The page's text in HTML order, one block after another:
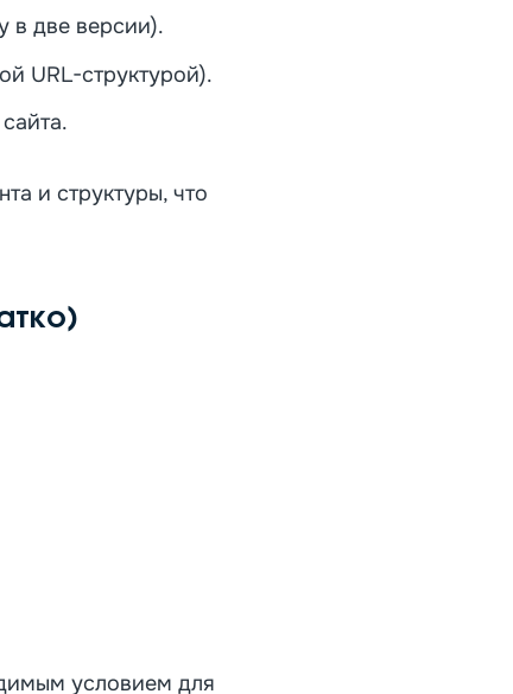
в две версии).
URL-структурой).
и структуры, что
условием для